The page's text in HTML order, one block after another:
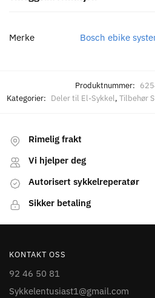
Merke Bosch ebike
Produktnummer:
Kategorier: Deler til El-Sykkel, Tilbehør
Rimelig frakt
Vi hjelper deg
Autorisert sykkelreperatør
Sikker betaling
KONTAKT OSS
92 46 50 81
Sykkelentusiast1@gmail.com